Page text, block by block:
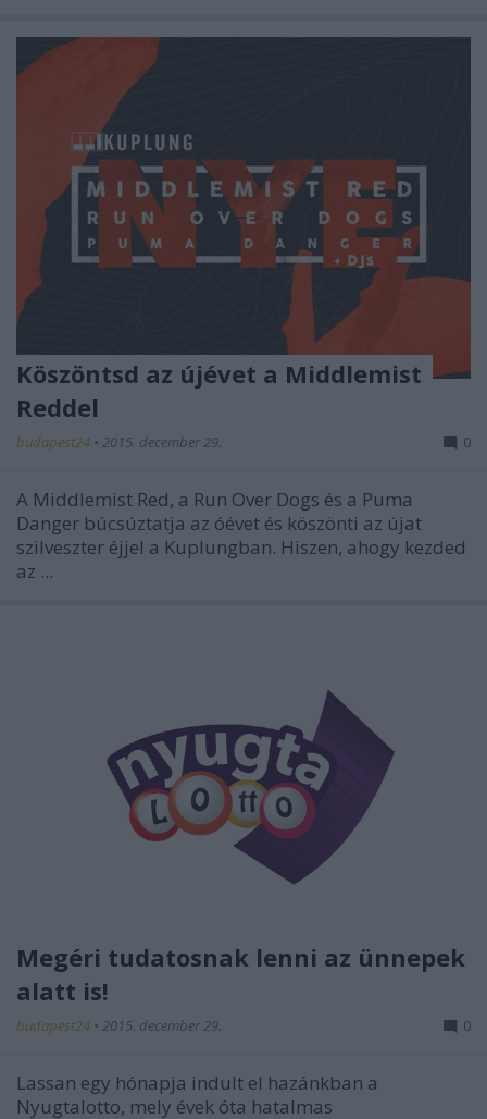
Köszöntsd az újévet a Middlemist
Reddel
budapest24 • 2015. december 29. 0
A Middlemist Red, a Run Over Dogs és a Puma
Danger búcsúztatja az óévet és köszönti az újat
szilveszter éjjel a Kuplungban. Hiszen, ahogy kezded
az ...
Megéri tudatosnak lenni az ünnepek
alatt is!
budapest24 • 2015. december 29. 0
Lassan egy hónapja indult el hazánkban a
Nyugtalotto, mely évek óta hatalmas